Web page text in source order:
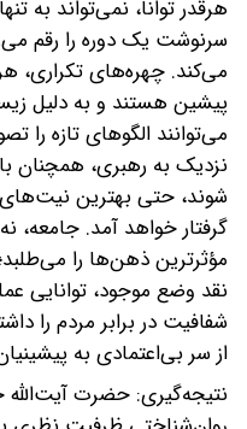
هرقدر توانا، نمی‌تواند به
سرنوشت یک دوره را رقم
می‌کند. چهره‌های تکراری،
پیشین هستند و به دلیل
می‌توانند الگوهای تازه را
نزدیک به رهبری، همچنان
شوند، حتی بهترین نیت‌های
گرفتار خواهد آمد. جامعه،
مؤثرترین ذهن‌ها را
نقد وضع موجود، توانایی
شفافیت در برابر مردم را
از سر بی‌اعتمادی به
نتیجه‌گیری: حضرت آیت‌الله